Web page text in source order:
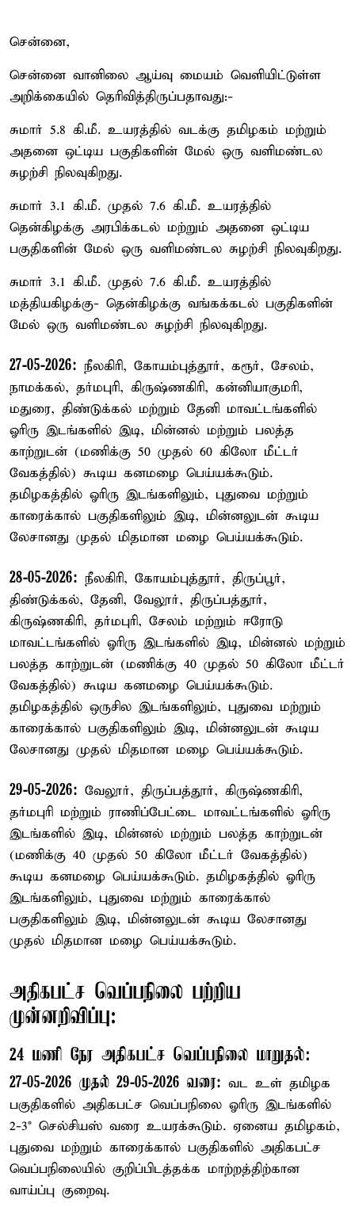
சென்னை,
சென்னை வானிலை ஆய்வு மையம் வெளியிட்டுள்ள
அறிக்கையில் தெரிவித்திருப்பதாவது:-
சுமார் 5.8 கி.மீ. உயரத்தில் வடக்கு தமிழகம் மற்றும்
அதனை ஒட்டிய பகுதிகளின் மேல் ஒரு வளிமண்டல
சுழற்சி நிலவுகிறது.
சுமார் 3.1 கி.மீ. முதல் 7.6 கி.மீ. உயரத்தில்
தென்கிழக்கு அரபிக்கடல் மற்றும் அதனை ஒட்டிய
பகுதிகளின் மேல் ஒரு வளிமண்டல சுழற்சி நிலவுகிறது.
சுமார் 3.1 கி.மீ. முதல் 7.6 கி.மீ. உயரத்தில்
மத்தியகிழக்கு- தென்கிழக்கு வங்கக்கடல் பகுதிகளின்
மேல் ஒரு வளிமண்டல சுழற்சி நிலவுகிறது.
27-05-2026: நீலகிரி, கோயம்புத்தூர், கரூர், சேலம்,
நாமக்கல், தர்மபுரி, கிருஷ்ணகிரி, கன்னியாகுமரி,
மதுரை, திண்டுக்கல் மற்றும் தேனி மாவட்டங்களில்
ஓரிரு இடங்களில் இடி, மின்னல் மற்றும் பலத்த
காற்றுடன் (மணிக்கு 50 முதல் 60 கிலோ மீட்டர்
வேகத்தில்) கூடிய கனமழை பெய்யக்கூடும்.
தமிழகத்தில் ஓரிரு இடங்களிலும், புதுவை மற்றும்
காரைக்கால் பகுதிகளிலும் இடி, மின்னலுடன் கூடிய
லேசானது முதல் மிதமான மழை பெய்யக்கூடும்.
28-05-2026: நீலகிரி, கோயம்புத்தூர், திருப்பூர்,
திண்டுக்கல், தேனி, வேலூர், திருப்பத்தூர்,
கிருஷ்ணகிரி, தர்மபுரி, சேலம் மற்றும் ஈரோடு
மாவட்டங்களில் ஓரிரு இடங்களில் இடி, மின்னல் மற்றும்
பலத்த காற்றுடன் (மணிக்கு 40 முதல் 50 கிலோ மீட்டர்
வேகத்தில்) கூடிய கனமழை பெய்யக்கூடும்.
தமிழகத்தில் ஒருசில இடங்களிலும், புதுவை மற்றும்
காரைக்கால் பகுதிகளிலும் இடி, மின்னலுடன் கூடிய
லேசானது முதல் மிதமான மழை பெய்யக்கூடும்.
29-05-2026: வேலூர், திருப்பத்தூர், கிருஷ்ணகிரி,
தர்மபுரி மற்றும் ராணிப்பேட்டை மாவட்டங்களில் ஓரிரு
இடங்களில் இடி, மின்னல் மற்றும் பலத்த காற்றுடன்
(மணிக்கு 40 முதல் 50 கிலோ மீட்டர் வேகத்தில்)
கூடிய கனமழை பெய்யக்கூடும். தமிழகத்தில் ஓரிரு
இடங்களிலும், புதுவை மற்றும் காரைக்கால்
பகுதிகளிலும் இடி, மின்னலுடன் கூடிய லேசானது
முதல் மிதமான மழை பெய்யக்கூடும்.
அதிகபட்ச வெப்பநிலை பற்றிய
முன்னறிவிப்பு:
24 மணி நேர அதிகபட்ச வெப்பநிலை மாறுதல்:
27-05-2026 முதல் 29-05-2026 வரை: வட உள் தமிழக
பகுதிகளில் அதிகபட்ச வெப்பநிலை ஓரிரு இடங்களில்
2-3° செல்சியஸ் வரை உயரக்கூடும். ஏனைய தமிழகம்,
புதுவை மற்றும் காரைக்கால் பகுதிகளில் அதிகபட்ச
வெப்பநிலையில் குறிப்பிடத்தக்க மாற்றத்திற்கான
வாய்ப்பு குறைவு.